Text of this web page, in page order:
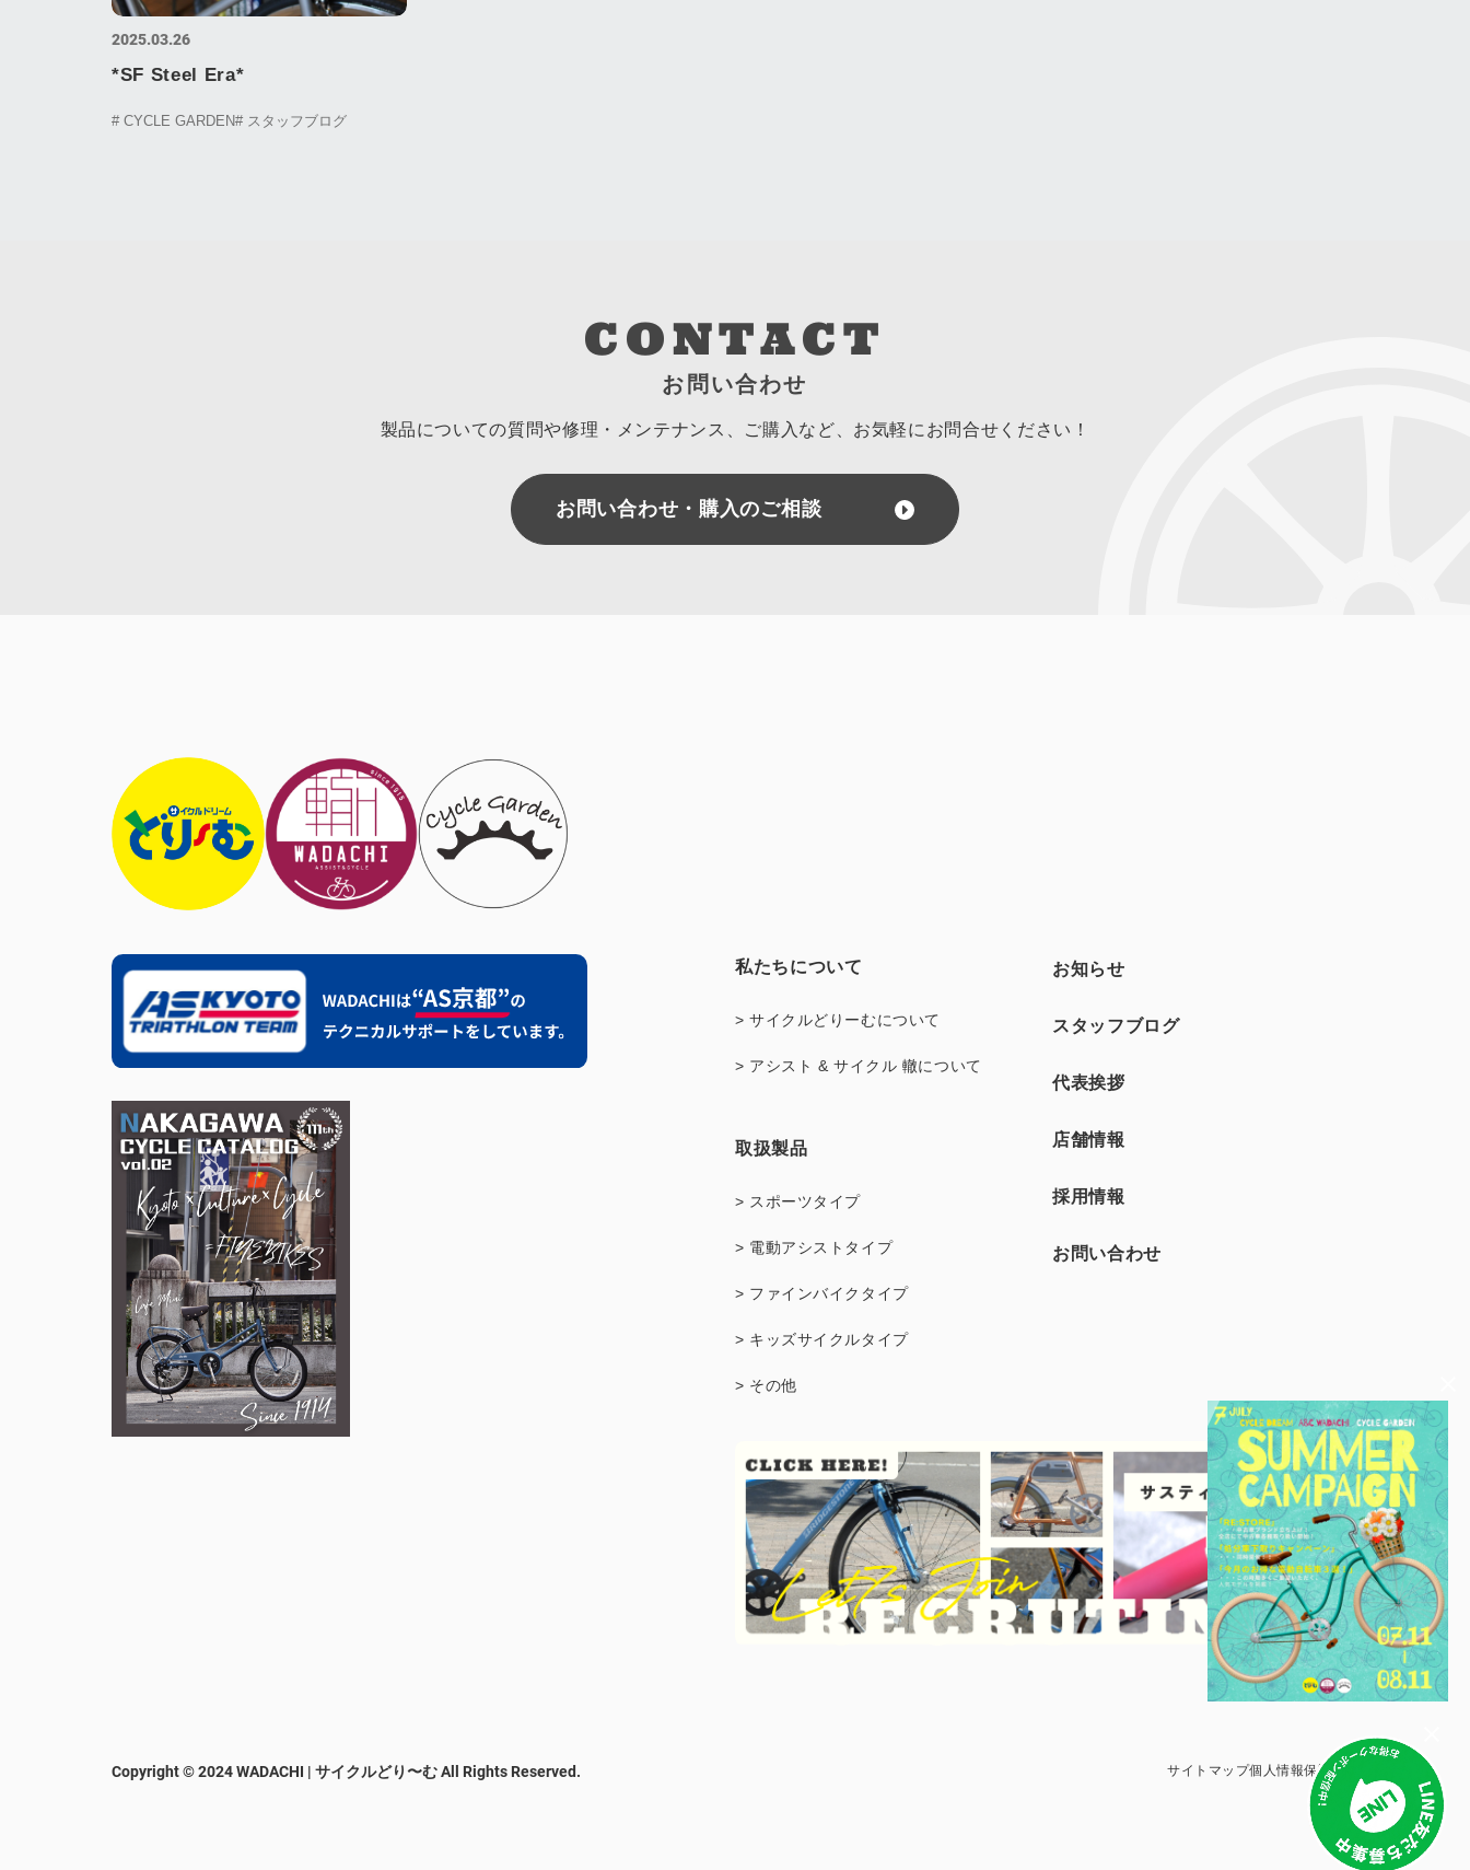
2025.03.26
*SF Steel Era*
# CYCLE GARDEN# スタッフブログ
CONTACT
お問い合わせ
製品についての質問や修理・メンテナンス、ご購入など、 お気軽にお問合せください！
お問い合わせ・購入のご相談
私たちについて
> サイクルどりーむについて
> アシスト & サイクル 轍について
取扱製品
> スポーツタイプ
> 電動アシストタイプ
> ファインバイクタイプ
> キッズサイクルタイプ
> その他
お知らせ
スタッフブログ
代表挨拶
店舗情報
採用情報
お問い合わせ
Copyright © 2024 WADACHI | サイクルどり〜むAll Rights Reserved. サイトマップ個人情報保護方針